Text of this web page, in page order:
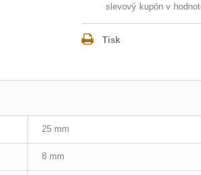
slevový kupón v
Tisk
25 mm
8 mm